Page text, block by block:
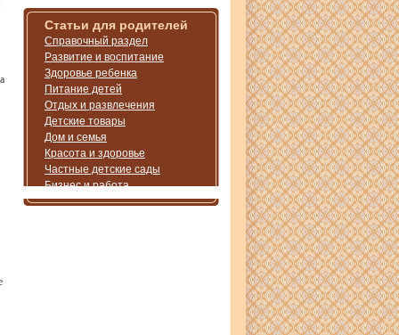
Статьи для родителей
Справочный раздел
Развитие и воспитание
Здоровье ребенка
Питание детей
Отдых и развлечения
Детские товары
Дом и семья
Красота и здоровье
Частные детские сады
Бизнес и работа